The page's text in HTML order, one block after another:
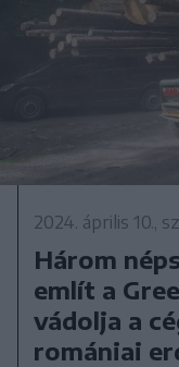
2024. április 10.,
Három
említ a
vádolja a
romániai